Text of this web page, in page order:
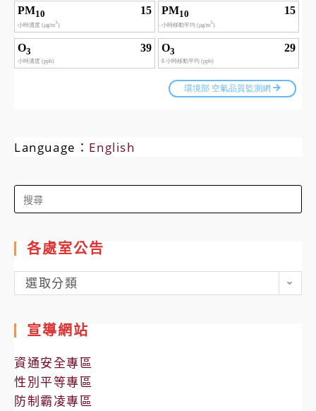
Language： English
Search
for:
各處室公告
各
處
公
告
選取分類
宣導網站
資通安全專區
性別平等專區
防制霸凌專區